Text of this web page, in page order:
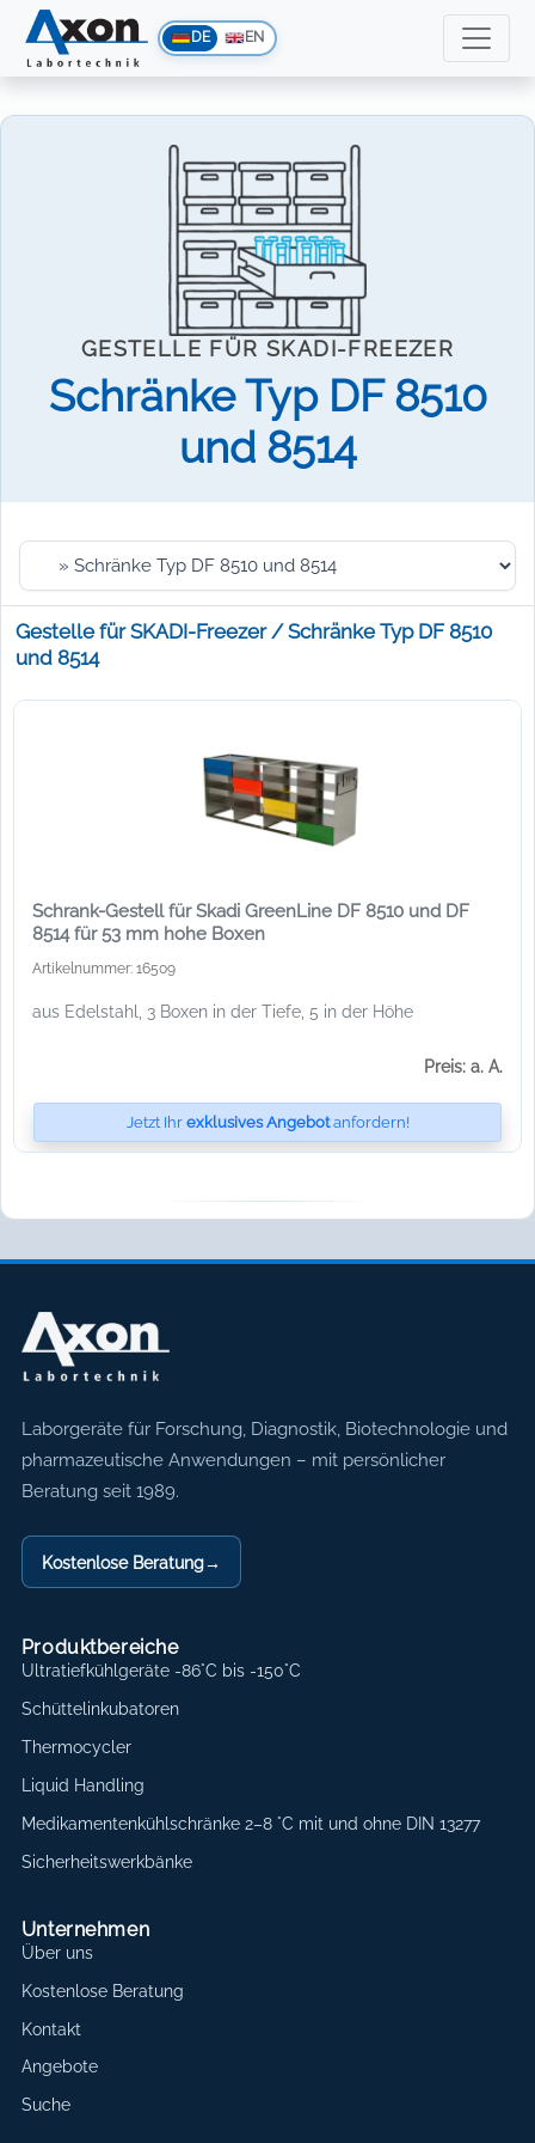
DE EN
GESTELLE FÜR SKADI-FREEZER
Schränke Typ DF 8510
und 8514
Gestelle für SKADI-Freezer / Schränke Typ DF 8510
und 8514
Schrank-Gestell für Skadi GreenLine DF 8510 und DF
8514 für 53 mm hohe Boxen
Artikelnummer: 16509
aus Edelstahl, 3 Boxen in der Tiefe, 5 in der Höhe
Preis: a. A.
Jetzt Ihr exklusives Angebotanfordern!
Axon Labortechnik
Laborgeräte für Forschung, Diagnostik, Biotechnologie und
pharmazeutische Anwendungen – mit persönlicher
Beratung seit 1989.
Kostenlose Beratung→
Produktbereiche
Ultratiefkühlgeräte -86°C bis -150°C
Schüttelinkubatoren
Thermocycler
Liquid Handling
Medikamentenkühlschränke 2–8 °C mit und ohne DIN 13277
Sicherheitswerkbänke
Unternehmen
Über uns
Kostenlose Beratung
Kontakt
Angebote
Suche